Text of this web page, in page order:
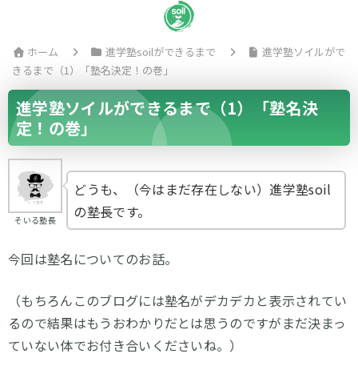
ホーム 進学塾soilができるまで
進学塾ソイルがで
きるまで（1）「塾名決定！の巻」
進学塾ソイルができるまで（1）「塾名決
定！の巻」
そいる塾長
どうも、（今はまだ存在しない）進学塾soil
の塾長です。
今回は塾名についてのお話。
（もちろんこのブログには塾名がデカデカと表示されてい
るので結果はもうおわかりだとは思うのですがまだ決まっ
ていない体でお付き合いくださいね。）